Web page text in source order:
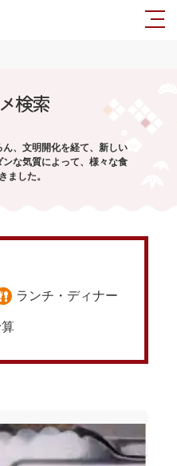
検索
、文明開化を経て、新しい
な気質によって、様々な食
ました。
ランチ・ディナー